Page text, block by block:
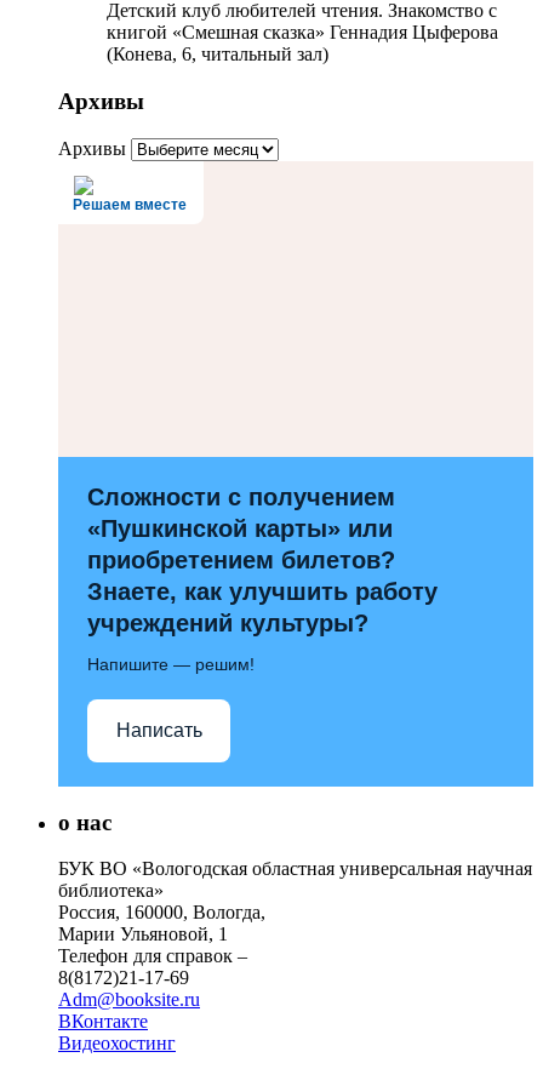
Детский клуб любителей чтения. Знакомство с
книгой «Смешная сказка» Геннадия Цыферова
(Конева, 6, читальный зал)
Архивы
Архивы
Решаем вместе
Сложности с получением
«Пушкинской карты» или
приобретением билетов?
Знаете, как улучшить работу
учреждений культуры?
Напишите — решим!
Написать
о нас
БУК ВО «Вологодская областная универсальная научная
библиотека»
Россия, 160000, Вологда,
Марии Ульяновой, 1
Телефон для справок –
8(8172)21-17-69
Adm@booksite.ru
ВКонтакте
Видеохостинг